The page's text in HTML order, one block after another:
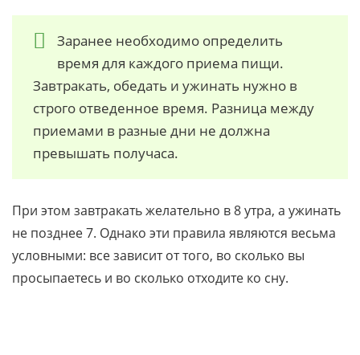
Заранее необходимо определить
время для каждого приема пищи.
Завтракать, обедать и ужинать нужно в
строго отведенное время. Разница между
приемами в разные дни не должна
превышать получаса.
При этом завтракать желательно в 8 утра, а ужинать
не позднее 7. Однако эти правила являются весьма
условными: все зависит от того, во сколько вы
просыпаетесь и во сколько отходите ко сну.